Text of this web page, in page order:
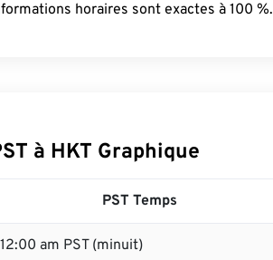
horaires sont exactes à 100 %.
à HKT Graphique
PST Temps
12:00 am PST (minuit)